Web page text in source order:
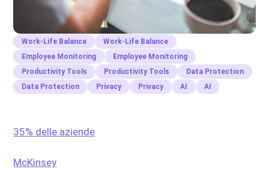
Work-Life Balance
Work-Life Balance
Employee Monitoring
Employee Monitoring
Productivity Tools
Productivity Tools
Data Protection
Data Protection
Privacy Privacy AI AI
35% delle aziende
McKinsey